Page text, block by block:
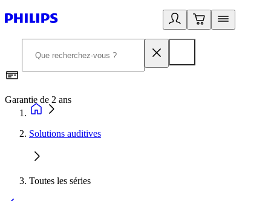
Garantie de 2 ans
Solutions auditives
Toutes les séries